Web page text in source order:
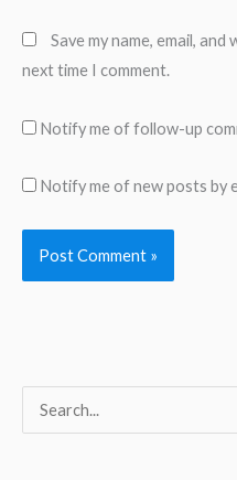
Save my name, email,
next time I comment.
Notify me of follow-up
Notify me of new posts by